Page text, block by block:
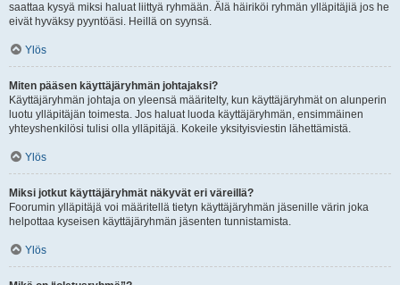
saattaa kysyä miksi haluat liittyä ryhmään. Älä häiriköi ryhmän ylläpitäjiä jos he
eivät hyväksy pyyntöäsi. Heillä on syynsä.
Ylös
Miten pääsen käyttäjäryhmän johtajaksi?
Käyttäjäryhmän johtaja on yleensä määritelty, kun käyttäjäryhmät on alunperin
luotu ylläpitäjän toimesta. Jos haluat luoda käyttäjäryhmän, ensimmäinen
yhteyshenkilösi tulisi olla ylläpitäjä. Kokeile yksityisviestin lähettämistä.
Ylös
Miksi jotkut käyttäjäryhmät näkyvät eri väreillä?
Foorumin ylläpitäjä voi määritellä tietyn käyttäjäryhmän jäsenille värin joka
helpottaa kyseisen käyttäjäryhmän jäsenten tunnistamista.
Ylös